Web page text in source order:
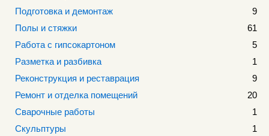
Подготовка и демонтаж
9
Полы и стяжки
61
Работа с гипсокартоном
5
Разметка и разбивка
1
Реконструкция и реставрация
9
Ремонт и отделка помещений
20
Сварочные работы
1
Скульптуры
1